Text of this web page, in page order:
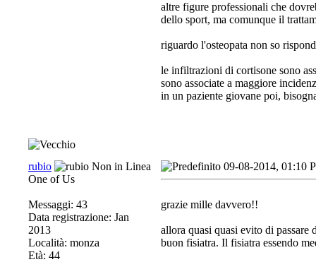
altre figure professionali che
dello sport, ma comunque il
riguardo l'osteopata non so
le infiltrazioni di cortisone sono
sono associate a maggiore
in un paziente giovane poi,
rubio
One of Us
Messaggi: 43
Data registrazione: Jan
2013
Località: monza
Età: 44
09-08-2014, 01:10
grazie mille davvero!!
allora quasi quasi evito di
buon fisiatra. Il fisiatra essendo